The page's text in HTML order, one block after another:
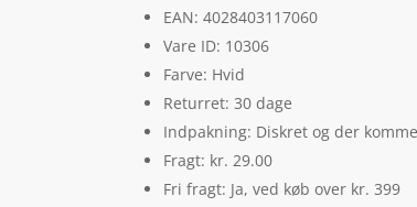
EAN: 4028403117060
Vare ID: 10306
Farve: Hvid
Returret: 30 dage
Indpakning: Diskret og der
Fragt: kr. 29.00
Fri fragt: Ja, ved køb over kr. 399